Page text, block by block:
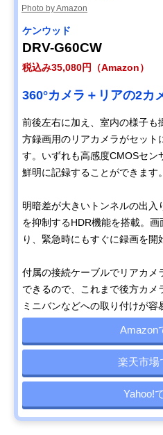
Photo by Amazon
ケンウッド
DRV-G60CW
税込み35,080円（Amazon）
360°カメラ＋リアの2カ
前後左右に加え、室内の様子も
方録画用のリアカメラがセット
す。いずれも高感度CMOSセン
鮮明に記録することができます。
明暗差が大きいトンネルの出
を抑制するHDR機能を搭載。
り、緊急時にもすぐに録画を開
付属の接続ケーブルでリアカ
できるので、これまで後方カ
ミニバンなどへの取り付けが容
Amazon
楽天市場
Yahoo!